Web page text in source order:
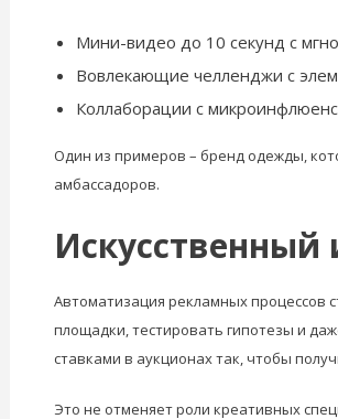
Мини-видео до 10 секунд с
Вовлекающие челленджи с
Коллаборации с
Один из примеров – бренд одежды,
амбассадоров.
Автоматизация рекламных процессов
площадки, тестировать гипотезы и
ставками в аукционах так, чтобы
Это не отменяет роли креативных